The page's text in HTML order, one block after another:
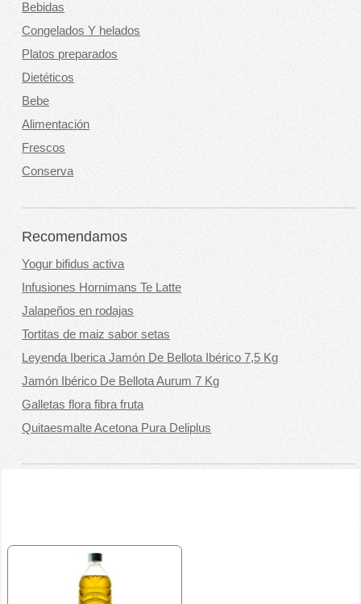
Bebidas
Congelados Y helados
Platos preparados
Dietéticos
Bebe
Alimentación
Frescos
Conserva
Recomendamos
Yogur bifidus activa
Infusiones Hornimans Te Latte
Jalapeños en rodajas
Tortitas de maiz sabor setas
Leyenda Iberica Jamón De Bellota Ibérico 7,5 Kg
Jamón Ibérico De Bellota Aurum 7 Kg
Galletas flora fibra fruta
Quitaesmalte Acetona Pura Deliplus